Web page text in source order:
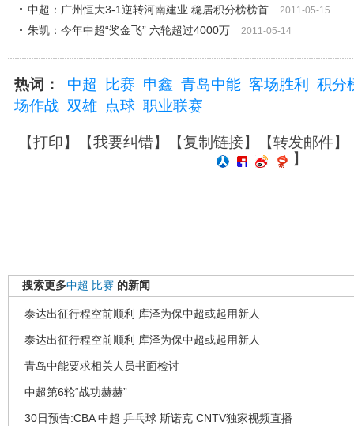
中超：广州恒大3-1逆转河南建业 稳居积分榜榜首
2011-05-15
朱凯：今年中超“奖金飞” 六轮超过4000万 2011-05-14
热词： 中超 比赛 申鑫 青岛中能 客场胜利
积分
场作战 双雄 点球 职业联赛
【打印】【我要纠错】【复制链接】【转发邮件】
】
搜索更多中超 比赛 的新闻
泰达出征行程空前顺利 库泽为保中超或起用新人
泰达出征行程空前顺利 库泽为保中超或起用新人
青岛中能要求相关人员书面检讨
中超第6轮“战功赫赫”
30日预告:CBA 中超 乒乓球 斯诺克 CNTV独家视频直播